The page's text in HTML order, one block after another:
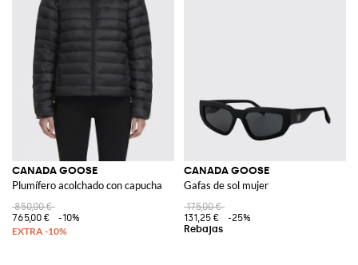
CANADA GOOSE
Plumífero acolchado con capucha
850,00 €
765,00 €
-10%
CANADA GOOSE
Gafas de sol mujer
175,00 €
131,25 €
-25%